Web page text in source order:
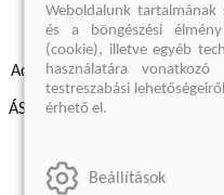
Adatvédelmi szabályzatok
ÁSZF - Vásárlási feltételek
Szállítási információk
Weboldalunk tartalmának
és a böngészési
(cookie), illetve egyéb
használatára
testreszabási
érhető el.
Beállítások